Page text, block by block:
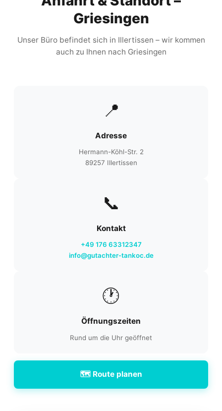
Griesingen
Unser Büro befindet sich in Illertissen – wir kommen
auch zu Ihnen nach Griesingen
📍
Adresse
Hermann-Köhl-Str. 2
89257 Illertissen
📞
Kontakt
+49 176 63312347
info@gutachter-tankoc.de
🕐
Öffnungszeiten
Rund um die Uhr geöffnet
🗺️ Route planen